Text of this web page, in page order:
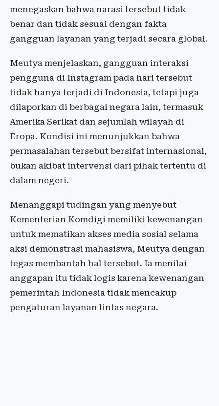
menegaskan bahwa narasi tersebut tidak
benar dan tidak sesuai dengan fakta
gangguan layanan yang terjadi secara global.
Meutya menjelaskan, gangguan interaksi
pengguna di Instagram pada hari tersebut
tidak hanya terjadi di Indonesia, tetapi juga
dilaporkan di berbagai negara lain, termasuk
Amerika Serikat dan sejumlah wilayah di
Eropa. Kondisi ini menunjukkan bahwa
permasalahan tersebut bersifat internasional,
bukan akibat intervensi dari pihak tertentu di
dalam negeri.
Menanggapi tudingan yang menyebut
Kementerian Komdigi memiliki kewenangan
untuk mematikan akses media sosial selama
aksi demonstrasi mahasiswa, Meutya dengan
tegas membantah hal tersebut. Ia menilai
anggapan itu tidak logis karena kewenangan
pemerintah Indonesia tidak mencakup
pengaturan layanan lintas negara.